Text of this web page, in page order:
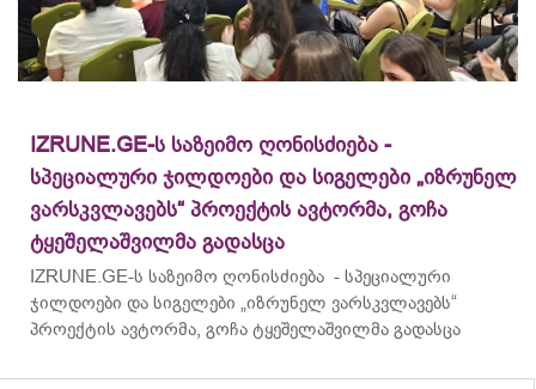
IZRUNE.GE-ს საზეიმო ღონისძიება -
სპეციალური ჯილდოები და სიგელები „იზრუნელ
ვარსკვლავებს“ პროექტის ავტორმა, გოჩა
ტყეშელაშვილმა გადასცა
IZRUNE.GE-ს საზეიმო ღონისძიება - სპეციალური
ჯილდოები და სიგელები „იზრუნელ ვარსკვლავებს“
პროექტის ავტორმა, გოჩა ტყეშელაშვილმა გადასცა